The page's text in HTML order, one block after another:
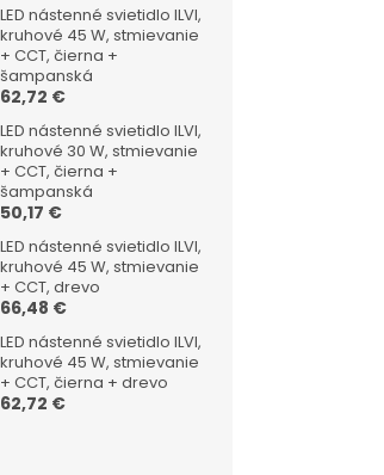
LED nástenné svietidlo ILVI,
kruhové 45 W, stmievanie
+ CCT, čierna +
šampanská
62,72 €
LED nástenné svietidlo ILVI,
kruhové 30 W, stmievanie
+ CCT, čierna +
šampanská
50,17 €
LED nástenné svietidlo ILVI,
kruhové 45 W, stmievanie
+ CCT, drevo
66,48 €
LED nástenné svietidlo ILVI,
kruhové 45 W, stmievanie
+ CCT, čierna + drevo
62,72 €